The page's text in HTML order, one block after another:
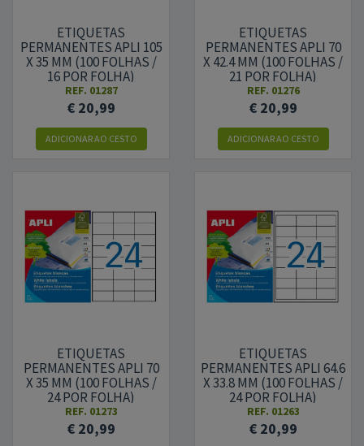
ETIQUETAS
PERMANENTES APLI 105
X 35 MM (100 FOLHAS /
16 POR FOLHA)
REF. 01287
€ 20,99
ADICIONAR AO CESTO
ETIQUETAS
PERMANENTES APLI 70
X 42.4 MM (100 FOLHAS /
21 POR FOLHA)
REF. 01276
€ 20,99
ADICIONAR AO CESTO
ETIQUETAS
PERMANENTES APLI 70
X 35 MM (100 FOLHAS /
24 POR FOLHA)
REF. 01273
€ 20,99
ETIQUETAS
PERMANENTES APLI 64.6
X 33.8 MM (100 FOLHAS /
24 POR FOLHA)
REF. 01263
€ 20,99